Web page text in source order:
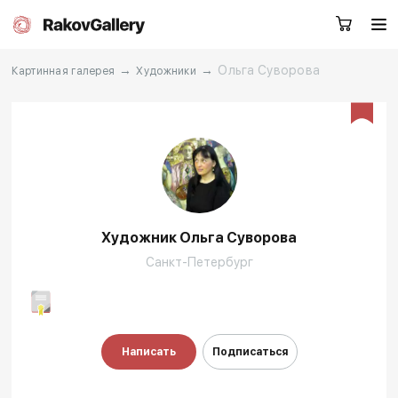
Художники
О нас
Контакты
Картинная галерея → Художники → Ольга Суворова
Художник Ольга Суворова
Санкт-Петербург
Написать Подписаться